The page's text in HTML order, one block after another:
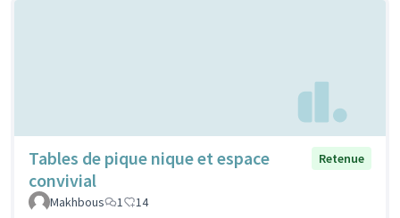
Tables de pique nique et espace
convivial
Retenue
Makhbous 1 14